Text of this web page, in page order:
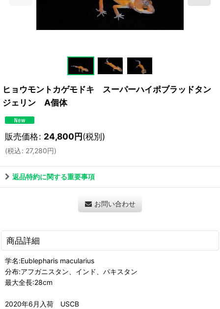
ヒョウモントカゲモドキ スーパーハイポブラッドタン
ジェリン A個体
販売価格: 24,800円(税別)
(税込: 27,280円)
返品特約に関する重要事項
お問い合わせ
商品詳細
学名:Eublepharis macularius
分布:アフガニスタン、インド、パキスタン
最大全長:28cm
2020年6月入荷 USCB